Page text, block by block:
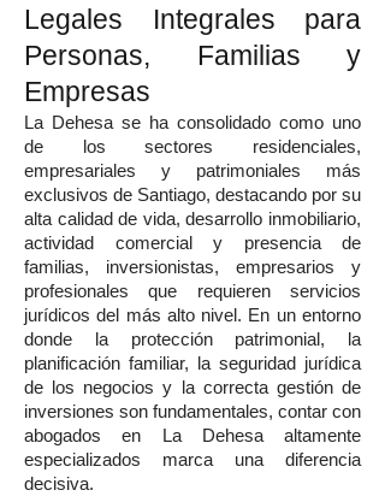
Legales Integrales para
Personas, Familias y
Empresas
La Dehesa se ha consolidado como uno
de los sectores residenciales,
empresariales y patrimoniales más
exclusivos de Santiago, destacando por su
alta calidad de vida, desarrollo inmobiliario,
actividad comercial y presencia de
familias, inversionistas, empresarios y
profesionales que requieren servicios
jurídicos del más alto nivel. En un entorno
donde la protección patrimonial, la
planificación familiar, la seguridad jurídica
de los negocios y la correcta gestión de
inversiones son fundamentales, contar con
abogados en La Dehesa altamente
especializados marca una diferencia
decisiva.